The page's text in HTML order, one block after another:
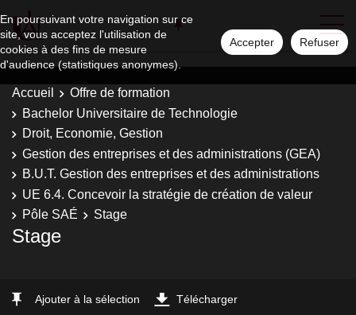
En poursuivant votre navigation sur ce
site, vous acceptez l'utilisation de
cookies à des fins de mesure
d'audience (statistiques anonymes).
Accepter Refuser
Accueil
Offre de formation
Bachelor Universitaire de Technologie
Droit, Economie, Gestion
Gestion des entreprises et des administrations (GEA)
B.U.T. Gestion des entreprises et des administrations
UE 6.4. Concevoir la stratégie de création de valeur
Pôle SAÉ
Stage
Stage
Ajouter à la sélection Télécharger